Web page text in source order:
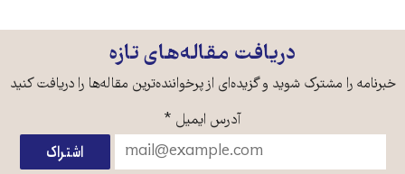
دریافت مقاله‌های تازه
خبرنامه را مشترک شوید و گزیده‌ای از پرخواننده‌ترین مقاله‌ها را دریافت کنید
آدرس ایمیل *